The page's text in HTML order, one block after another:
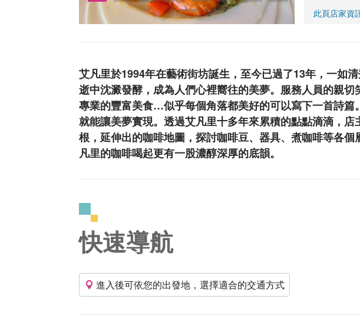
此頁店家資
艾凡里於1994年在藝術街坊誕生，至今已過了13年，一如
逝中沈澱發酵，成為人們心裡嚮往的美夢。服務人員的親
專業的豐富美食…似乎每個角落都美好的可以寫下一首詩篇
就能讓美夢實現。透過艾凡里十多年來累積的點點滴滴，
根，延伸出的咖啡地圖，探討咖啡豆、器具、煮咖啡等各
凡里的咖啡喝起更有一股濃醇深厚的底韻。
快速導航
進入後可依您的出發地，選擇適合的交通方式